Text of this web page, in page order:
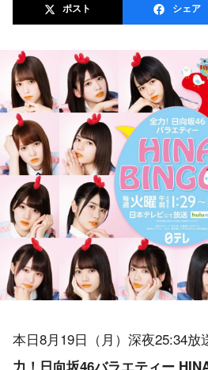
ポスト シェア
本日8月19日（月）深夜25:34放